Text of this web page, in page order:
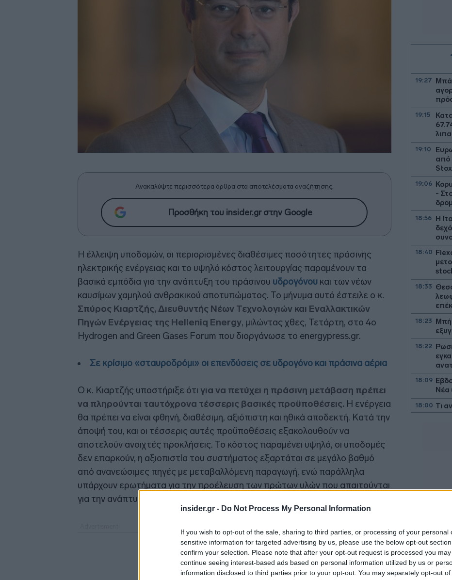
insider.gr - Do Not Process My Personal Information
If you wish to opt-out of the sale, sharing to third parties, or processing of your personal
sensitive information for targeted advertising by us, please use the below opt-out
confirm your selection. Please note that after your opt-out request is processed you may
continue seeing interest-based ads based on personal information utilized by us or
information disclosed to third parties prior to your opt-out. You may separately opt-out of
Ανακαλύψτε περισσότερα άρθρα στα αποτελέσματα αναζήτησης.
Προσθήκη του insider.gr στην Google
Η έλλειψη υποδομών, οι περιορισμένες διαθέσιμες ποσότητες πράσινης
ηλεκτρικής ενέργειας και το υψηλό κόστος λειτουργίας παραμένουν τα
βασικά εμπόδια για την ανάπτυξη του πράσινου υδρογόνου και των νέων
καυσίμων χαμηλού ανθρακικού αποτυπώματος. Το μήνυμα αυτό έστειλε ο κ.
Σπύρος Κιαρτζής, Διευθυντής Νέων Τεχνολογιών και Εναλλακτικών
Πηγών Ενέργειας της Helleniq Energy, μιλώντας χθες, Τετάρτη, στο 4ο
Hydrogen and Green Gases Forum που διοργάνωσε το energypress.gr.
Σε κρίσιμο «σταυροδρόμι» οι επενδύσεις σε υδρογόνο και πράσινα αέρια
Ο κ. Κιαρτζής υποστήριξε ότι για να πετύχει η πράσινη μετάβαση πρέπει
να πληρούνται ταυτόχρονα τέσσερις βασικές προϋποθέσεις. Η ενέργεια
θα πρέπει να είναι φθηνή, διαθέσιμη, αξιόπιστη και ηθικά αποδεκτή. Κατά την
άποψή του, και οι τέσσερις αυτές προϋποθέσεις εξακολουθούν να
αποτελούν ανοιχτές προκλήσεις. Το κόστος παραμένει υψηλό, οι υποδομές
δεν επαρκούν, η αξιοπιστία του συστήματος εξαρτάται σε μεγάλο βαθμό
από ανανεώσιμες πηγές με μεταβαλλόμενη παραγωγή, ενώ παράλληλα
υπάρχουν ερωτήματα για την προέλευση των πρώτων υλών που απαιτούνται
για την ανάπτυξη των νέων ενεργειακών τεχνολογιών.
19:27
19:15
19:10
από
19:06
-
18:56
Η
18:40
18:33
18:23
18:22
18:09
Νέα
18:00 Τι
-
Ο
17:29 H
και
έως
ΗΠΑ:
του